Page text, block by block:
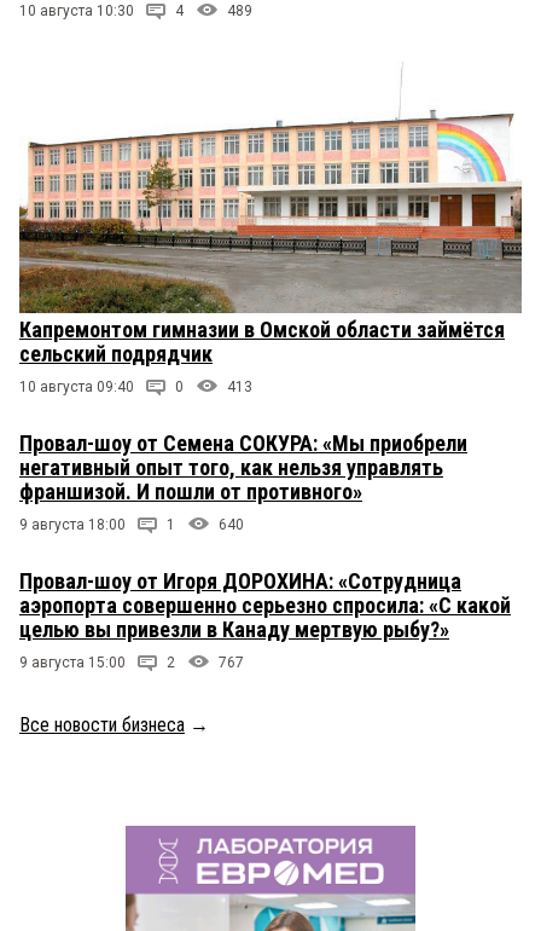
10 августа 10:30 4 489
Капремонтом гимназии в Омской области займётся
сельский подрядчик
10 августа 09:40 0 413
Провал-шоу от Семена СОКУРА: «Мы приобрели
негативный опыт того, как нельзя управлять
франшизой. И пошли от противного»
9 августа 18:00 1 640
Провал-шоу от Игоря ДОРОХИНА: «Сотрудница
аэропорта совершенно серьезно спросила: «С какой
целью вы привезли в Канаду мертвую рыбу?»
9 августа 15:00 2 767
Все новости бизнеса →